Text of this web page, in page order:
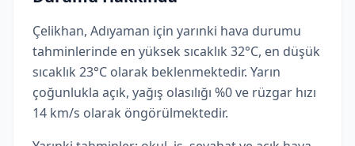
Çelikhan, Adıyaman için yarınki hava durumu
tahminlerinde en yüksek sıcaklık 32°C, en düşük
sıcaklık 23°C olarak beklenmektedir. Yarın
çoğunlukla açık, yağış olasılığı %0 ve rüzgar hızı
14 km/s olarak öngörülmektedir.